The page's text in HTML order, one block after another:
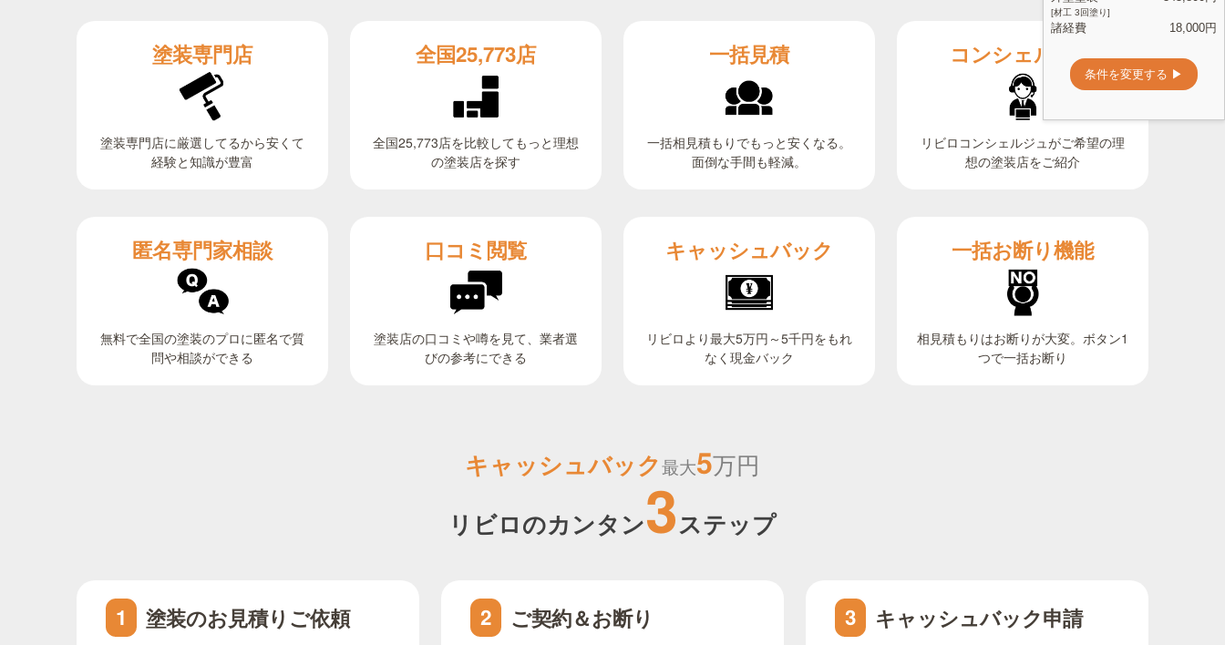
塗装専門店
塗装専門店に厳選してるから安くて
経験と知識が豊富
全国25,773店
全国25,773店を比較してもっと理想
の塗装店を探す
一括見積
一括相見積もりでもっと安くなる。
面倒な手間も軽減。
コンシェルジュ
リビロコンシェルジュがご希望の理
想の塗装店をご紹介
匿名専門家相談
無料で全国の塗装のプロに匿名で質
問や相談ができる
口コミ閲覧
塗装店の口コミや噂を見て、業者選
びの参考にできる
キャッシュバック
リビロより最大5万円～5千円をもれ
なく現金バック
一括お断り機能
相見積もりはお断りが大変。ボタン1
つで一括お断り
キャッシュバック最大5万円
リビロのカンタン3ステップ
1 塗装のお見積りご依頼 2 ご契約＆お断り 3 キャッシュバック申請